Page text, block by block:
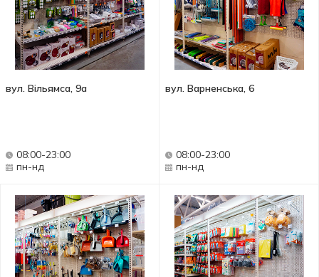
вул. Вільямса, 9а
08:00-23:00
пн-нд
вул. Варненська, 6
08:00-23:00
пн-нд